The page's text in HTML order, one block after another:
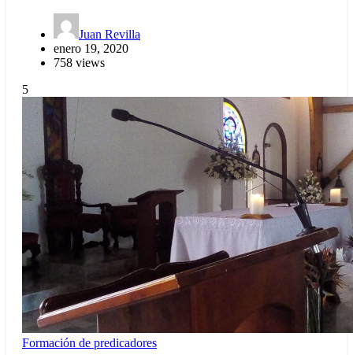
Juan Revilla
enero 19, 2020
758 views
5
Formación de predicadores